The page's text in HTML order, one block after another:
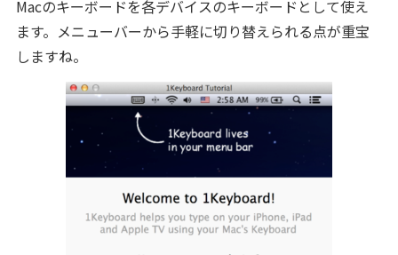
Macのキーボードを各デバイスのキーボードとして使え
ます。メニューバーから手軽に切り替えられる点が重宝
しますね。